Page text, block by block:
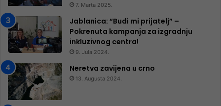
7. Marta 2025.
Jablanica: “Budi mi prijatelj” –
Pokrenuta kampanja za izgradnju
inkluzivnog centra!
9. Jula 2024.
Neretva zavijena u crno
13. Augusta 2024.